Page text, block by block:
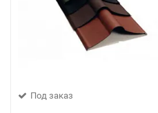
Под заказ